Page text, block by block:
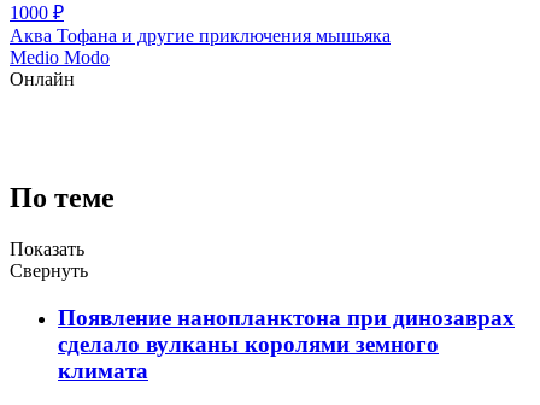
1000 ₽
Аква Тофана и другие приключения мышьяка
Medio Modo
Онлайн
По теме
Показать
Свернуть
Появление нанопланктона при динозаврах
сделало вулканы королями земного
климата